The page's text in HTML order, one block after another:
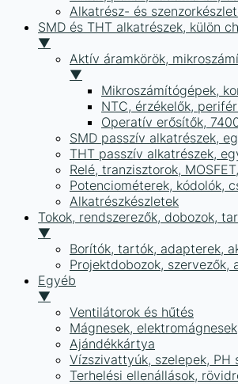
Alkatrész- és
SMD és THT alkatrészek, külön
▼
Aktív áramkörök,
▼
Mikroszámítógépek,
NTC, érzékelők,
Operatív erősítők,
SMD passzív alkatrészek,
THT passzív alkatrészek,
Relé, tranzisztorok,
Potenciométerek, kódolók,
Alkatrészkészletek
Tokok, rendszerezők, dobozok,
▼
Borítók, tartók, adapterek,
Projektdobozok, szervezők,
Egyéb
▼
Ventilátorok és hűtés
Mágnesek,
Ajándékkártya
Vízszivattyúk, szelepek, PH
Terhelési ellenállások,